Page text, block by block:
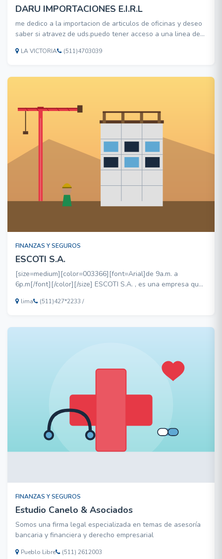
DARU IMPORTACIONES E.I.R.L
me dedico a la importacion de articulos de oficinas y deseo
saber si atravez de uds.puedo tener acceso a una linea de
LA VICTORIA (511)4703039
FINANZAS Y SEGUROS
ESCOTI S.A.
[size=medium][color=003366][font=Arial]de 9a.m. a
6p.m[/font][/color][/size] ESCOTI S.A. , es una empresa que
entre paises , trayendo empresarios extranjeros para
tou
lima (511)427*2233 /
FINANZAS Y SEGUROS
Estudio Canelo & Asociados
Somos una firma legal especializada en temas de asesoría
bancaria y financiera y derecho empresarial
Pueblo Libre (511) 2612003